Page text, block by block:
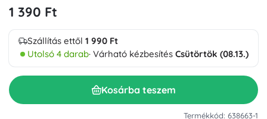
1 390 Ft
Szállítás ettől 1 990 Ft
Utolsó 4 darab· Várható kézbesítés Csütörtök (08.13.)
Kosárba teszem
Termékkód: 638663-1